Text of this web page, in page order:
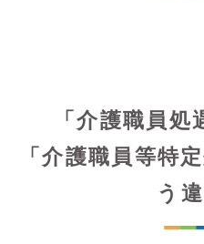
「介護職員処
「介護職員等特
う